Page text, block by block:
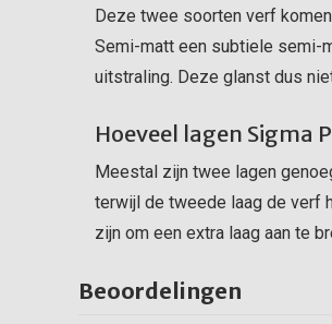
Deze twee soorten verf
Semi-matt een subtiele semi-
uitstraling. Deze glanst dus
Hoeveel lagen Sigma
Meestal zijn twee lagen
terwijl de tweede laag de verf
zijn om een extra laag aan te
Beoordelingen